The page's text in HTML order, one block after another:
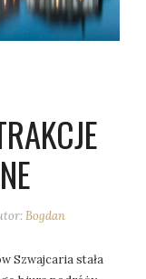
Bogdan
Szwajcaria stała